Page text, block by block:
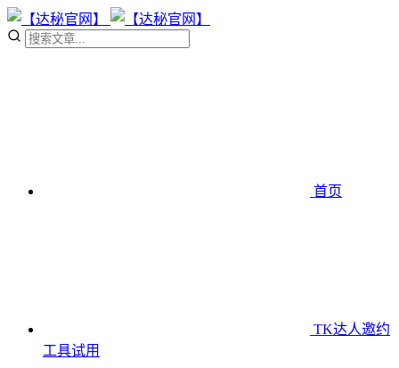
首页
TK达人邀约
工具试用